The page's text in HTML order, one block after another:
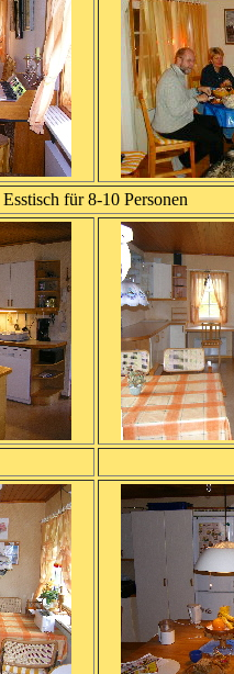
Esstisch für 8-10 Personen